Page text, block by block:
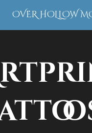
OVER HOLLOW